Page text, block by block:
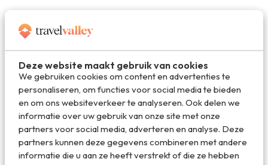
Deze website maakt gebruik van cookies
We gebruiken cookies om content en advertenties te
personaliseren, om functies voor social media te bieden
en om ons websiteverkeer te analyseren. Ook delen we
informatie over uw gebruik van onze site met onze
partners voor social media, adverteren en analyse. Deze
partners kunnen deze gegevens combineren met andere
informatie die u aan ze heeft verstrekt of die ze hebben
Verre reizen
Heb jij niets met sneeuw en wil je ook niet op stedentrip,
de mooiste bestemmingen die je ooit gaat zien is
Zeeland. Hier ga je naartoe voor de natuur, die je van
verbazing in verbazing zal laten vallen. Regenwouden,
grasvlakten, grasgroene heuvel, besneeuwde bergen en
kalme helderblauwe meren: allemaal aanwezig in één land.
Een reis naarNieuw-Zeelandplan je niet voor een of
twee weken, trek er een langere periode voor uit om zo
maximaal te genieten van de schoonheid van dit land. Wil